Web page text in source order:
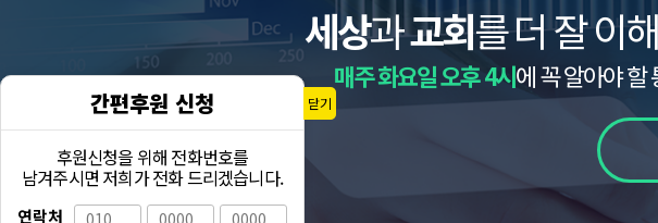
간편후원 신청
후원신청을 위해 전화번호를
남겨주시면 저희가 전화 드리겠습니다.
연락처
닫기
세상과교회를 더 잘 이
매주 화요일 오후 4시에 꼭 알아야 할